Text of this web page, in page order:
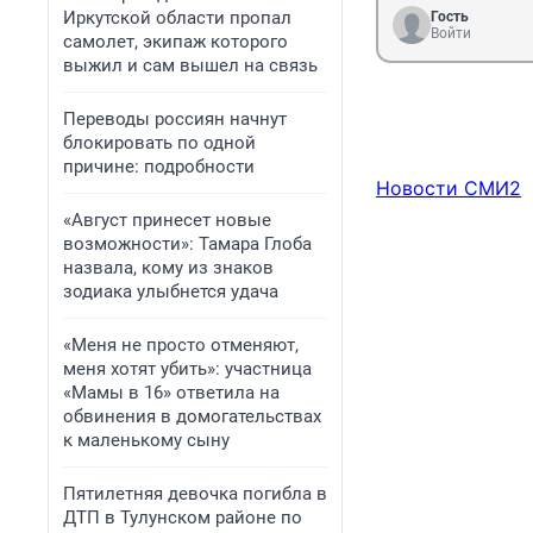
Иркутской области пропал
самолет, экипаж которого
выжил и сам вышел на связь
Переводы россиян начнут
блокировать по одной
причине: подробности
«Август принесет новые
возможности»: Тамара Глоба
назвала, кому из знаков
зодиака улыбнется удача
«Меня не просто отменяют,
меня хотят убить»: участница
«Мамы в 16» ответила на
обвинения в домогательствах
к маленькому сыну
Пятилетняя девочка погибла в
ДТП в Тулунском районе по
Гость
Войти
Новости СМИ2